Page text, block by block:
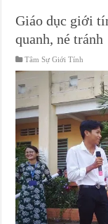
Giáo dục giới
quanh, né tránh
Tâm Sự Giới Tính